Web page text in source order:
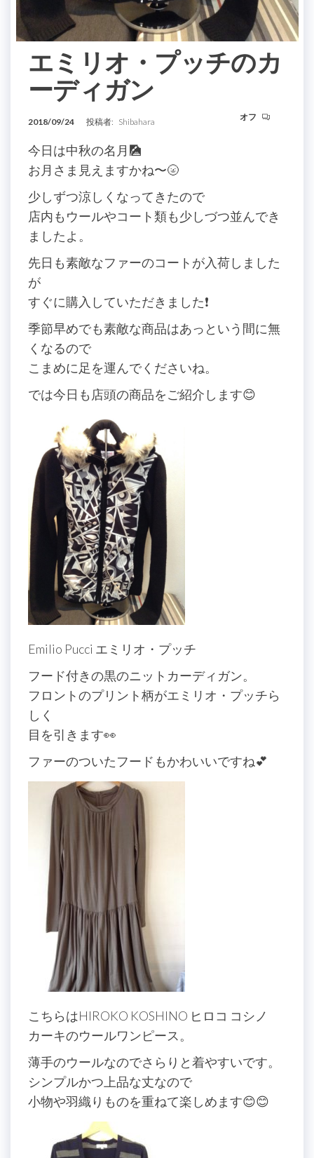
エミリオ・プッチのカ
ーディガン
2018/09/24 投稿者: Shibahara オフ
今日は中秋の名月🎑
お月さま見えますかね〜🌝
少しずつ涼しくなってきたので
店内もウールやコート類も少しづつ並んでき
ましたよ。
先日も素敵なファーのコートが入荷しました
が
すぐに購入していただきました❗️
季節早めでも素敵な商品はあっという間に無
くなるので
こまめに足を運んでくださいね。
では今日も店頭の商品をご紹介します😊
Emilio Pucci エミリオ・プッチ
フード付きの黒のニットカーディガン。
フロントのプリント柄がエミリオ・プッチら
しく
目を引きます👀
ファーのついたフードもかわいいですね💕
こちらはHIROKO KOSHINO ヒロコ コシノ
カーキのウールワンピース。
薄手のウールなのでさらりと着やすいです。
シンプルかつ上品な丈なので
小物や羽織りものを重ねて楽しめます😊😊